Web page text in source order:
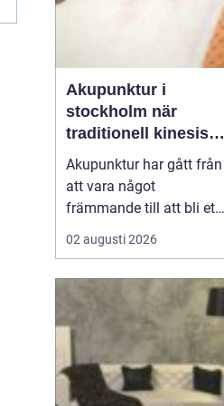
Akupunktur i
stockholm när
traditionell kinesisk
medicin möter
modern vardag
Akupunktur har gått från
att vara något
främmande till att bli ett
självklart val för många
som söker en naturlig
fler i Stockholm vill
förstå hur tunna nålar
kan påverka sömn,
smärta, mage, fertilitet
och stress. Samtidigt u...
02 augusti 2026